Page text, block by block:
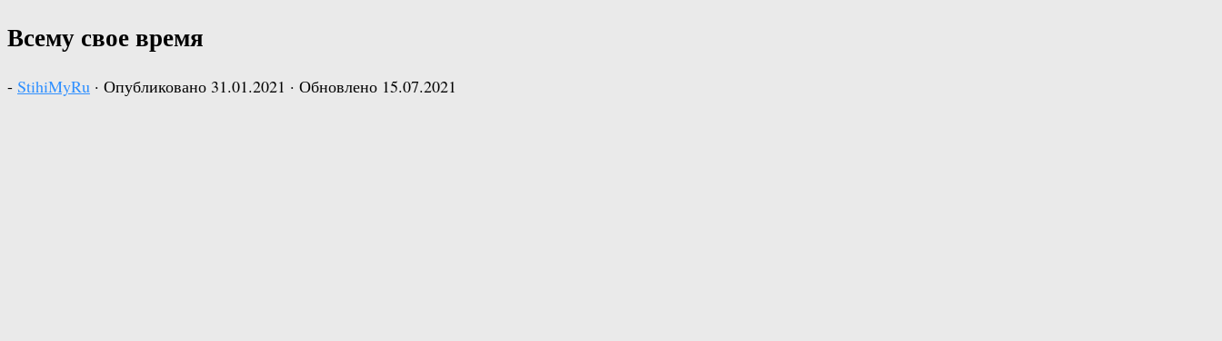
Всему свое время
- StihiMyRu · Опубликовано 31.01.2021 · Обновлено 15.07.2021